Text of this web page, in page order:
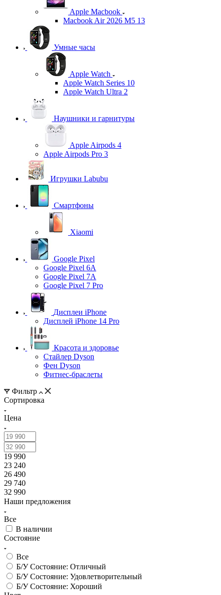
Apple Macbook
Macbook Air 2026 M5 13
Умные часы
Apple Watch
Apple Watch Series 10
Apple Watch Ultra 2
Наушники и гарнитуры
Apple Airpods 4
Apple Airpods Pro 3
Игрушки Labubu
Смартфоны
Xiaomi
Google Pixel
Google Pixel 6A
Google Pixel 7А
Google Pixel 7 Pro
Дисплеи iPhone
Дисплей iPhone 14 Pro
Красота и здоровье
Стайлер Dyson
Фен Dyson
Фитнес-браслеты
Фильтр
Сортировка
Цена
19 990
23 240
26 490
29 740
32 990
Наши предложения
Все
В наличии
Состояние
Все
Б/У Состояние: Отличный
Б/У Состояние: Удовлетворительный
Б/У Состояние: Хороший